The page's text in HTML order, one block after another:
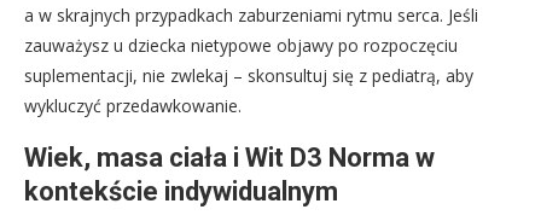
a w skrajnych przypadkach zaburzeniami rytmu serca. Jeśli
zauważysz u dziecka nietypowe objawy po rozpoczęciu
suplementacji, nie zwlekaj – skonsultuj się z pediatrą, aby
wykluczyć przedawkowanie.
Wiek, masa ciała i Wit D3 Norma w
kontekście indywidualnym